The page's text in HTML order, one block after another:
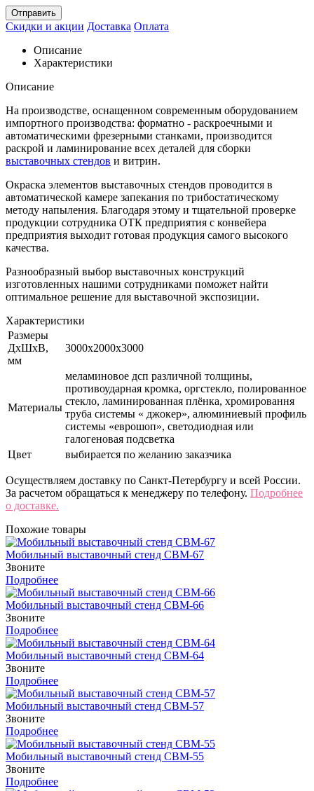
Отправить
Скидки и акции Доставка Оплата
Описание
Характеристики
Описание
На производстве, оснащенном современным оборудованием
импортного производства: форматно - раскроечными и
автоматическими фрезерными станками, производится
раскрой и ламинирование всех деталей для сборки
выставочных стендов и витрин.
Окраска элементов выставочных стендов проводится в
автоматической камере запекания по трибостатическому
методу напыления. Благодаря этому и тщательной проверке
продукции сотрудника ОТК предприятия с конвейера
предприятия выходит готовая продукция самого высокого
качества.
Разнообразный выбор выставочных конструкций
изготовленных нашими сотрудниками поможет найти
оптимальное решение для выставочной экспозиции.
Характеристики
Размеры
ДхШхВ,
мм
3000х2000х3000
Материалы
меламиновое дсп различной толщины,
противоударная кромка, оргстекло, полированное
стекло, ламинированная плёнка, хромировання
труба системы « джокер», алюминиевый профиль
системы «еврошоп», светодиодная или
галогеновая подсветка
Цвет
выбирается по желанию заказчика
Осуществляем доставку по Санкт-Петербургу и всей России.
За расчетом обращаться к менеджеру по телефону. Подробнее
о доставке.
Похожие товары
Мобильный выставочный стенд СВМ-67
Звоните
Подробнее
Мобильный выставочный стенд СВМ-66
Звоните
Подробнее
Мобильный выставочный стенд СВМ-64
Звоните
Подробнее
Мобильный выставочный стенд СВМ-57
Звоните
Подробнее
Мобильный выставочный стенд СВМ-55
Звоните
Подробнее